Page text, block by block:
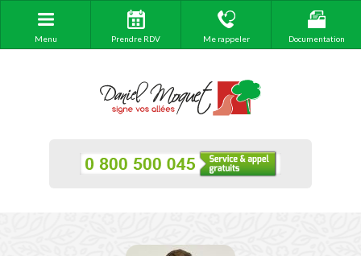
Menu Prendre RDV Me rappeler Documentation